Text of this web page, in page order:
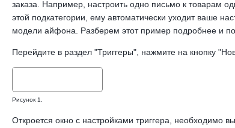
заказа. Например, настроить одно письмо к товарам
этой подкатегории, ему автоматически уходит ваше
модели айфона. Разберем этот пример подробнее и
Перейдите в раздел "Триггеры", нажмите на кнопку
Рисунок 1.
Откроется окно с настройками триггера, необходимо